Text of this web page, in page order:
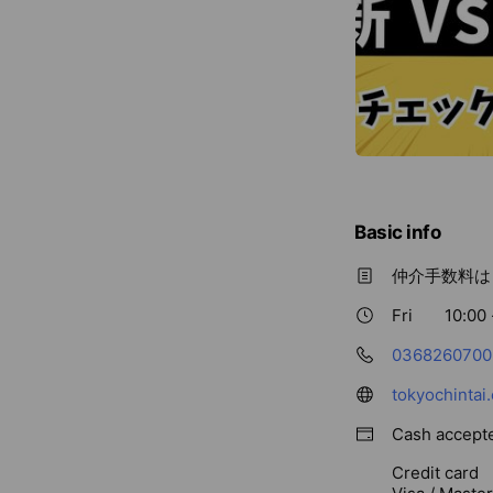
Basic info
仲介手数料
Fri
10:00
0368260700
Cash
Credit card